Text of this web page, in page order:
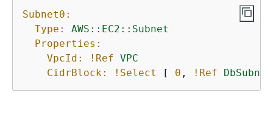
Subnet0:
Type:
AWS::EC2::Subnet
Properties:
VpcId:
!Ref VPC
CidrBlock:
!Select [ 0 , !Ref